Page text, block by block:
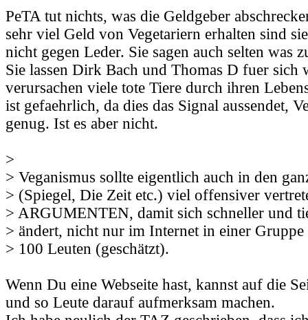
PeTA tut nichts, was die Geldgeber
sehr viel Geld von Vegetariern erhalten sind
nicht gegen Leder. Sie sagen auch selten was
Sie lassen Dirk Bach und Thomas D fuer sich
verursachen viele tote Tiere durch ihren
ist gefaehrlich, da dies das Signal aussendet,
genug. Ist es aber nicht.
>
> Veganismus sollte eigentlich auch in den
> (Spiegel, Die Zeit etc.) viel offensiver
> ARGUMENTEN, damit sich schneller und
> ändert, nicht nur im Internet in einer
> 100 Leuten (geschätzt).
Wenn Du eine Webseite hast, kannst auf die
und so Leute darauf aufmerksam machen.